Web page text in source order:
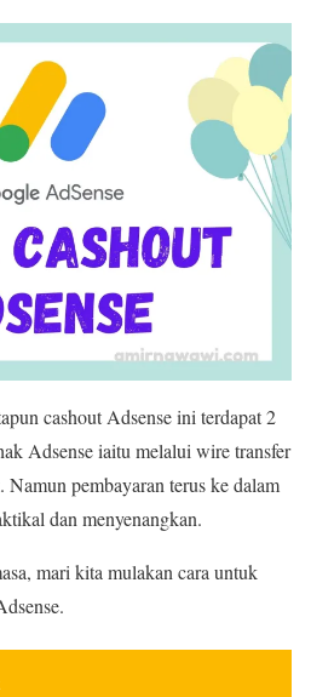
cashout Adsense ini terdapat 2
Adsense iaitu melalui wire transfer
pembayaran terus ke dalam
dan menyenangkan.
mari kita mulakan cara untuk